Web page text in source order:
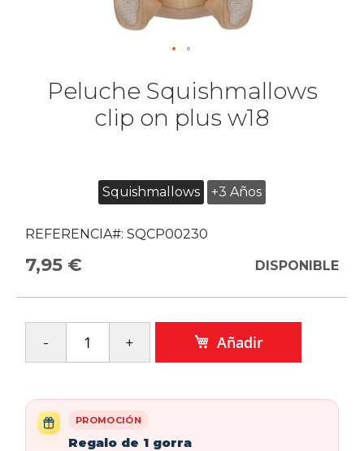
Peluche Squishmallows
clip on plus w18
Squishmallows +3 Años
REFERENCIA#: SQCP00230
7,95 € DISPONIBLE
Añadir
PROMOCIÓN
Regalo de 1 gorra